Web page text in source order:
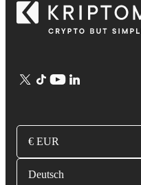
€ EUR
Deutsch